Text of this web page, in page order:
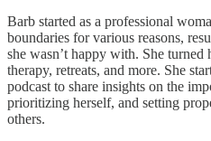
Barb started as a professional
boundaries for various reasons,
she wasn’t happy with. She
therapy, retreats, and more. She
podcast to share insights on the
prioritizing herself, and setting
others.